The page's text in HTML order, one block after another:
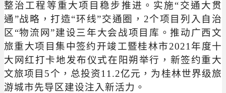
整治工程等重大项目稳步推进。实施“交通大贯
通”战略，打造“环线”交通圈，2个项目列入自治
区“物流网”建设三年大会战项目库。推动广西文
旅重大项目集中签约开竣工暨桂林市2021年度十
大网红打卡地发布仪式在阳朔举行，新签约重大
文旅项目5个，总投资11.2亿元，为桂林世界级旅
游城市先导区建设注入新活力。